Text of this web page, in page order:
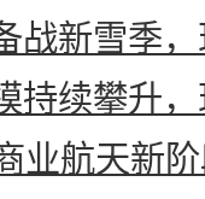
战新雪季
持续攀升
业航天新